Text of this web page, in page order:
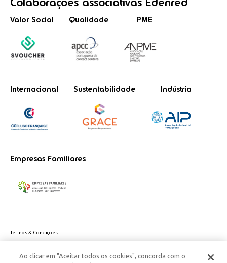
Valor Social Qualidade PME
Internacional Sustentabilidade Indústria
Empresas Familiares
Termos & Condições
Politica de Cookies
Ao clicar em "Aceitar todos os cookies", concorda com o